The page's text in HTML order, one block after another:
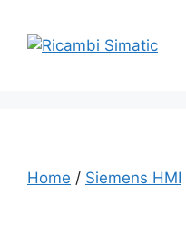
contenuto
Home / Siemens HMI